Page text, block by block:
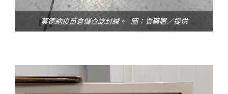
莫德納疫苗倉儲查訖封緘。 圖：食藥署／提供